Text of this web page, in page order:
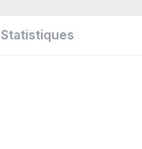
Statistiques